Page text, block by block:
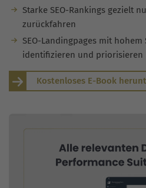
Starke SEO-Rankings gezielt
zurückfahren
SEO-Landingpages mit hohem
identifizieren und priorisieren
Kostenloses E-Book